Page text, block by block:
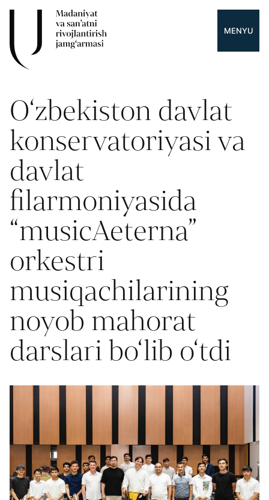
MENYU
O‘zbekiston davlat
konservatoriyasi va
davlat
filarmoniyasida
“musicAeterna”
orkestri
musiqachilarining
noyob mahorat
darslari bo‘lib o‘tdi